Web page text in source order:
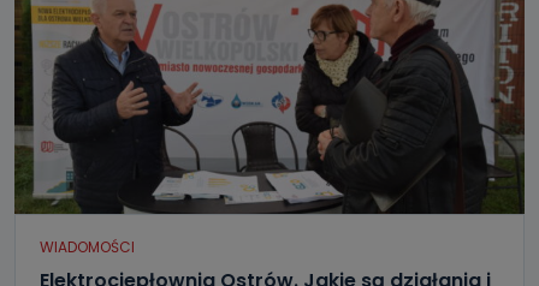
WIADOMOŚCI